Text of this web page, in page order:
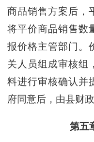
商品销售方案后，
将平价商品销售数
报价格主管部门。
关人员组成审核组
料进行审核确认并
府同意后，由县财
第五